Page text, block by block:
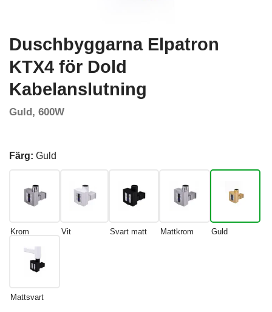
Duschbyggarna Elpatron
KTX4 för Dold
Kabelanslutning
Guld, 600W
Färg: Guld
Krom Vit Svart matt Mattkrom Guld
Mattsvart